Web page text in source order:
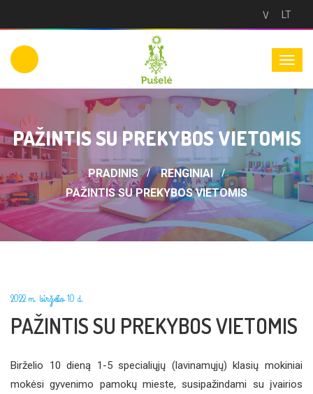
VersijaLT
PAŽINTIS SU PREKYBOS VIETOMIS
PRADINIS
RENGINIAI
PAŽINTIS SU PREKYBOS VIETOMIS
2022 m. birželio 10 d.
PAŽINTIS SU PREKYBOS VIETOMIS
Birželio 10 dieną 1-5 specialiųjų (lavinamųjų) klasių mokiniai
mokėsi gyvenimo pamokų mieste, susipažindami su įvairios